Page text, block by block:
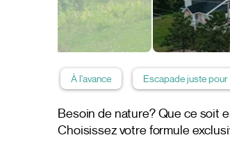
À l'avance Escapade juste pour
Besoin de nature? Que ce soit
Choisissez votre formule